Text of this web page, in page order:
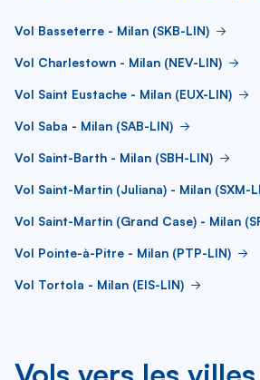
Vol Basseterre - Milan (SKB-LIN)
Vol Charlestown - Milan (NEV-LIN)
Vol Saint Eustache - Milan (EUX-LIN)
Vol Saba - Milan (SAB-LIN)
Vol Saint-Barth - Milan (SBH-LIN)
Vol Saint-Martin (Juliana) - Milan (SXM-
Vol Saint-Martin (Grand Case) - Milan
Vol Pointe-à-Pitre - Milan (PTP-LIN)
Vol Tortola - Milan (EIS-LIN)